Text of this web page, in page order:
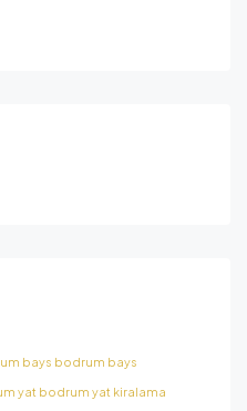
bays bodrum bays
yat bodrum yat kiralama